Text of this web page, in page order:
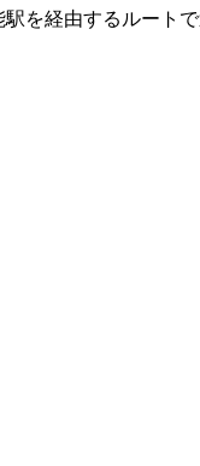
を経由するルートで